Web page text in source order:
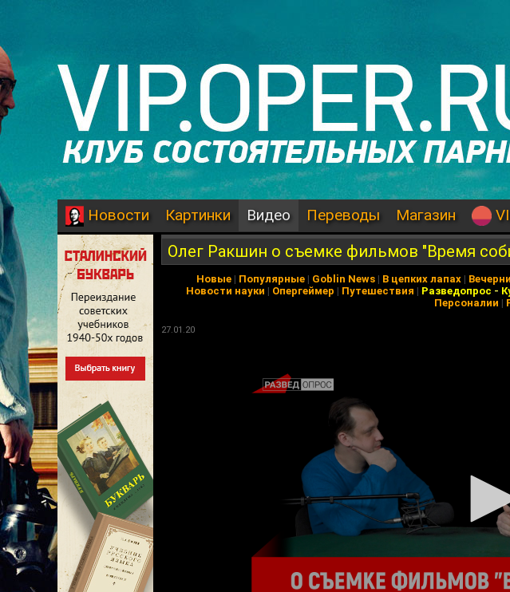
Новости Картинки Видео Переводы Магазин
Олег Ракшин о съемке фильмов "Время
Новые | Популярные | Goblin News | В цепких лапах |
Новости науки | Опергеймер | Путешествия | Разведопрос -
Персоналии |
27.01.20